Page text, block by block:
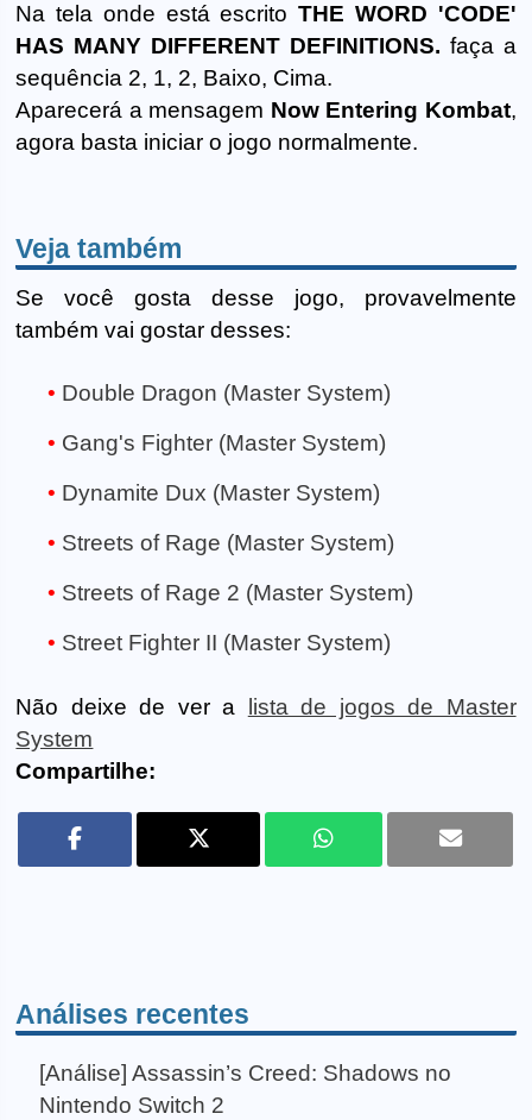
Na tela onde está escritoTHE WORD 'CODE'
HAS MANY DIFFERENT DEFINITIONS. faça a
sequência 2, 1, 2, Baixo, Cima.
Aparecerá a mensagem Now Entering Kombat,
agora basta iniciar o jogo normalmente.
Veja também
Se você gosta desse jogo, provavelmente
também vai gostar desses:
Double Dragon (Master System)
Gang's Fighter (Master System)
Dynamite Dux (Master System)
Streets of Rage (Master System)
Streets of Rage 2 (Master System)
Street Fighter II (Master System)
Não deixe de ver a
lista de jogos de Master
System
Compartilhe:
Análises recentes
[Análise] Assassin’s Creed: Shadows no
Nintendo Switch 2